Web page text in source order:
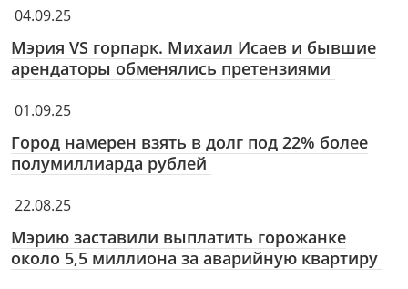
04.09.25
Мэрия VS горпарк. Михаил Исаев и бывшие
арендаторы обменялись претензиями
01.09.25
Город намерен взять в долг под 22% более
полумиллиарда рублей
22.08.25
Мэрию заставили выплатить горожанке
около 5,5 миллиона за аварийную квартиру